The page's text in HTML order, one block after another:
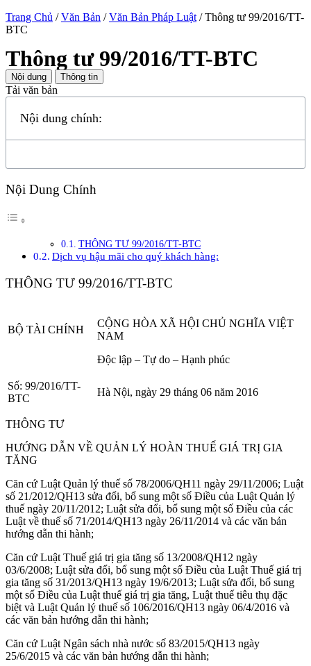
Trang Chủ /Văn Bản /Văn Bản Pháp Luật /Thông tư 99/2016/TT-
BTC
Thông tư 99/2016/TT-BTC
Nội dung Thông tin
Tải văn bản
Nội dung chính:
Nội Dung Chính
THÔNG TƯ 99/2016/TT-BTC
Dịch vụ hậu mãi cho quý khách hàng:
THÔNG TƯ 99/2016/TT-BTC
BỘ TÀI CHÍNH
CỘNG HÒA XÃ HỘI CHỦ NGHĨA VIỆT
NAM
Độc lập – Tự do – Hạnh phúc
Số: 99/2016/TT-
BTC
Hà Nội, ngày 29 tháng 06 năm 2016
THÔNG TƯ
HƯỚNG DẪN VỀ QUẢN LÝ HOÀN THUẾ GIÁ TRỊ GIA
TĂNG
Căn cứ Luật Quản lý thuế số 78/2006/QH11 ngày 29/11/2006; Luật
số 21/2012/QH13 sửa đổi, bổ sung một số Điều của Luật Quản lý
thuế ngày 20/11/2012; Luật sửa đổi, bổ sung một số Điều của các
Luật về thuế số 71/2014/QH13 ngày 26/11/2014 và các văn bản
hướng dẫn thi hành;
Căn cứ Luật Thuế giá trị gia tăng số 13/2008/QH12 ngày
03/6/2008; Luật sửa đổi, bổ sung một số Điều của Luật Thuế giá trị
gia tăng số 31/2013/QH13 ngày 19/6/2013; Luật sửa đổi, bổ sung
một số Điều của Luật thuế giá trị gia tăng, Luật thuế tiêu thụ đặc
biệt và Luật Quản lý thuế số 106/2016/QH13 ngày 06/4/2016 và
các văn bản hướng dẫn thi hành;
Căn cứ Luật Ngân sách nhà nước số 83/2015/QH13 ngày
25/6/2015 và các văn bản hướng dẫn thi hành;